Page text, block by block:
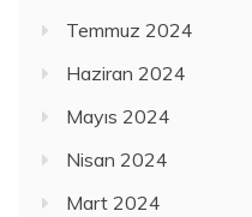
Temmuz 2024
Haziran 2024
Mayıs 2024
Nisan 2024
Mart 2024